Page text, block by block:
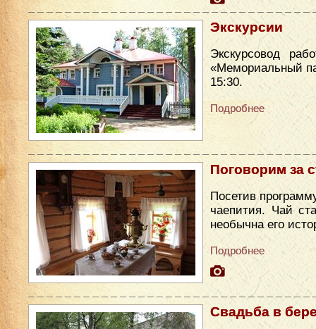
Экскурсии
Экскурсовод
«Мемориальный
15:30.
Подробнее
Поговорим за
Посетив
чаепития. Чай
необычна его
Подробнее
Свадьба в